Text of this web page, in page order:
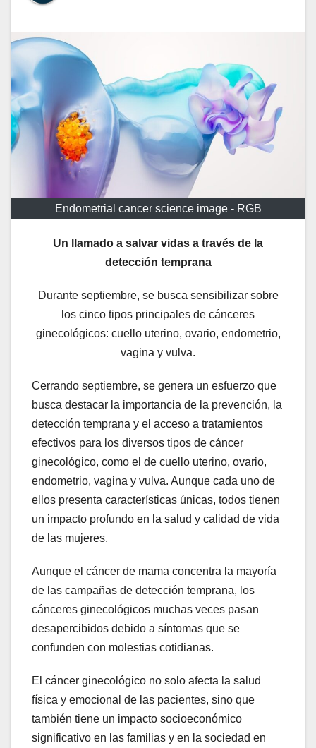
Endometrial cancer science image - RGB
Un llamado a salvar vidas a través de la
detección temprana
Durante septiembre, se busca sensibilizar sobre
los cinco tipos principales de cánceres
ginecológicos: cuello uterino, ovario, endometrio,
vagina y vulva.
Cerrando septiembre, se genera un esfuerzo que
busca destacar la importancia de la prevención, la
detección temprana y el acceso a tratamientos
efectivos para los diversos tipos de cáncer
ginecológico, como el de cuello uterino, ovario,
endometrio, vagina y vulva. Aunque cada uno de
ellos presenta características únicas, todos tienen
un impacto profundo en la salud y calidad de vida
de las mujeres.
Aunque el cáncer de mama concentra la mayoría
de las campañas de detección temprana, los
cánceres ginecológicos muchas veces pasan
desapercibidos debido a síntomas que se
confunden con molestias cotidianas.
El cáncer ginecológico no solo afecta la salud
física y emocional de las pacientes, sino que
también tiene un impacto socioeconómico
significativo en las familias y en la sociedad en